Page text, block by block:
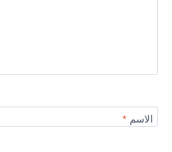
الاسم*